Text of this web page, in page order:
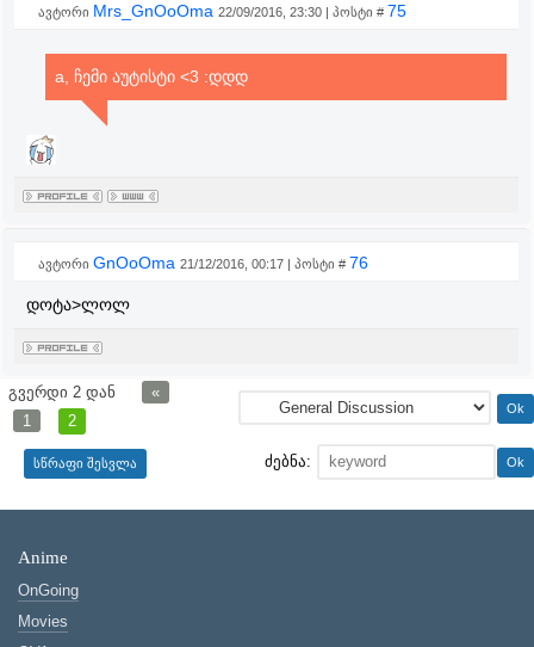
ავტორი Mrs_GnOoOma 22/09/2016, 23:30 | პოსტი # 75
a, ჩემი აუტისტი <3 :დდდ
ავტორი GnOoOma 21/12/2016, 00:17 | პოსტი # 76
დოტა>ლოლ
გვერდი 2 დან
«
1
2
ძებნა:
Anime
OnGoing
Movies